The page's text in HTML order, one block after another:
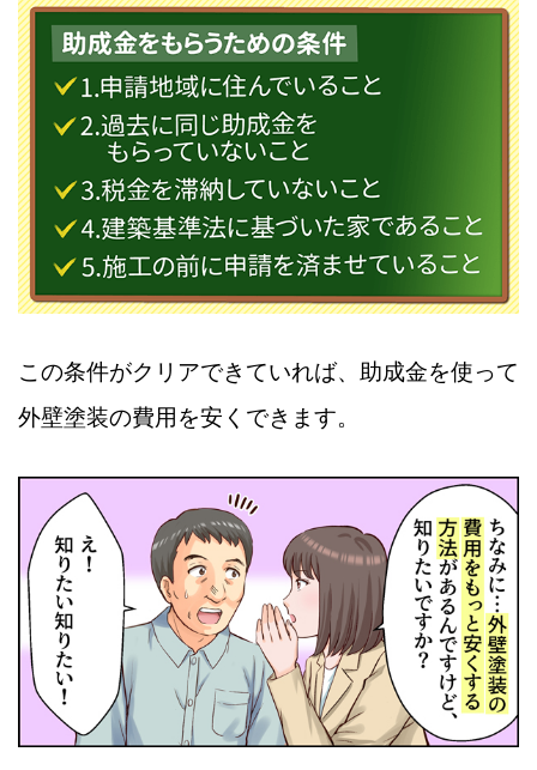
この条件がクリアできていれば、助成金を使って
外壁塗装の費用を安くできます。